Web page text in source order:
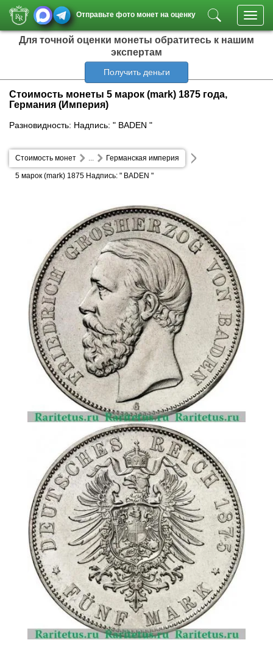
Отправьте фото монет на оценку
Для точной оценки монеты обратитесь к нашим
экспертам
Получить деньги
Стоимость монеты 5 марок (mark) 1875 года,
Германия (Империя)
Разновидность: Надпись: " BADEN "
Стоимость монет Германская империя
...
5 марок (mark) 1875 Надпись: " BADEN "